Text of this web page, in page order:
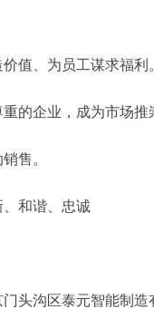
值、为员工谋求福利
的企业，成为市场推
售。
和谐、忠诚
头沟区泰元智能制